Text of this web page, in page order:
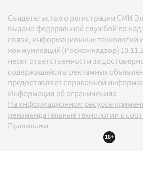
Свидетельство о регистрации СМИ
выдано федеральной службой по
связи, информационных технологий
коммуникаций (Роскомнадзор)
несет ответственности за
содержащейся в рекламных
предоставляет справочной
Информация об ограничениях
На информационном ресурсе
рекомендательные технологии в
Правилами
18+